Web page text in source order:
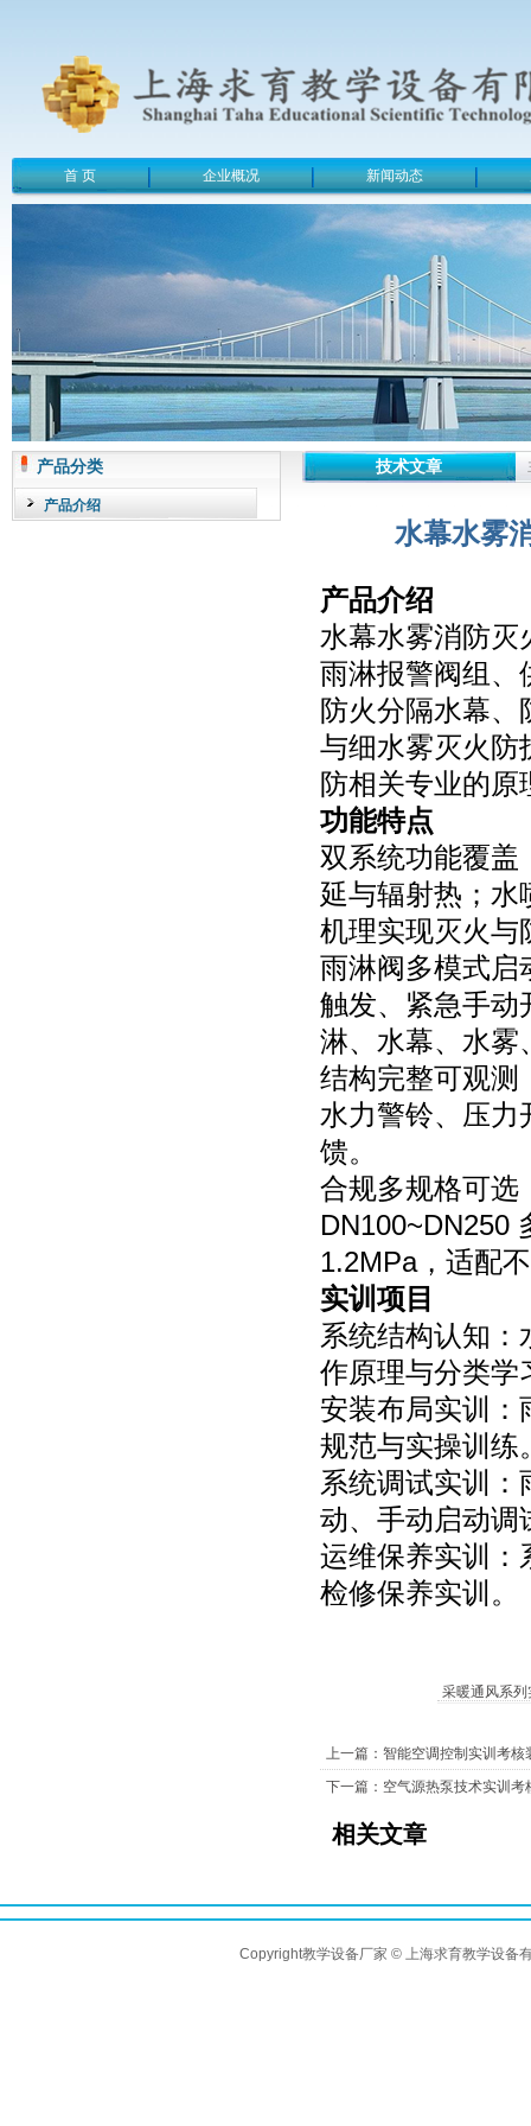
首 页 企业概况 新闻动态
产品分类
产品介绍
技术文章
水幕水雾
产品介绍
水幕水雾消防灭
雨淋报警阀组、
防火分隔水幕
与细水雾灭火防
防相关专业的
功能特点
双系统功能覆盖
延与辐射热；水
机理实现灭火与
雨淋阀多模式启
触发、紧急手动
淋、水幕、水雾
结构完整可观测
水力警铃、压力
馈。
合规多规格可选
DN100~DN250
1.2MPa，适配
实训项目
系统结构认知
作原理与分类学
安装布局实训：
规范与实操训练
系统调试实训
动、手动启动调
运维保养实训：
检修保养实训。
采暖通风系列
上一篇：智能空调控制实训考
下一篇：空气源热泵技术实训
相关文章
Copyright教学设备厂家 © 上海求育教学设备